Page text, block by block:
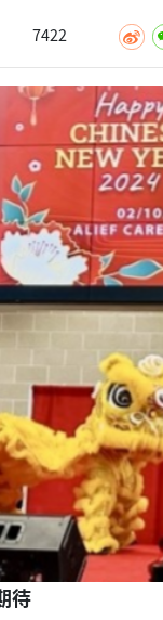
7422
待